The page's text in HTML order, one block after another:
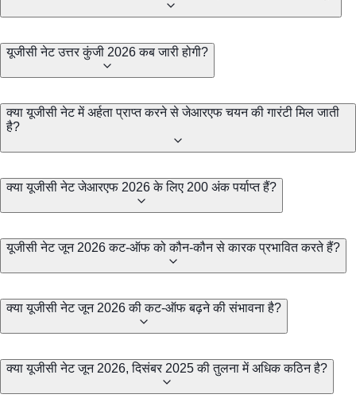
यूजीसी नेट उत्तर कुंजी 2026 कब जारी होगी?
क्या यूजीसी नेट में अर्हता प्राप्त करने से जेआरएफ चयन की गारंटी मिल जाती
है?
क्या यूजीसी नेट जेआरएफ 2026 के लिए 200 अंक पर्याप्त हैं?
यूजीसी नेट जून 2026 कट-ऑफ को कौन-कौन से कारक प्रभावित करते हैं?
क्या यूजीसी नेट जून 2026 की कट-ऑफ बढ़ने की संभावना है?
क्या यूजीसी नेट जून 2026, दिसंबर 2025 की तुलना में अधिक कठिन है?